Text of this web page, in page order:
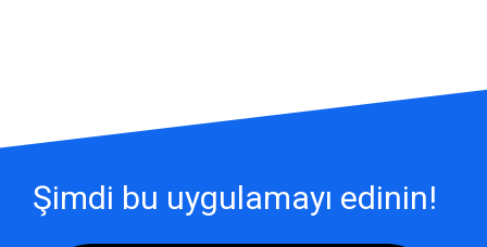
Şimdi bu uygulamayı edinin!